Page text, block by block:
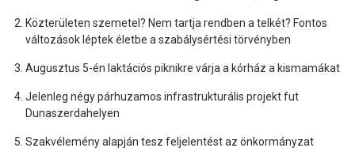
Közterületen szemetel? Nem tartja rendben a telkét? Fontos
változások léptek életbe a szabálysértési törvényben
Augusztus 5-én laktációs piknikre várja a kórház a kismamákat
Jelenleg négy párhuzamos infrastrukturális projekt fut
Dunaszerdahelyen
Szakvélemény alapján tesz feljelentést az önkormányzat